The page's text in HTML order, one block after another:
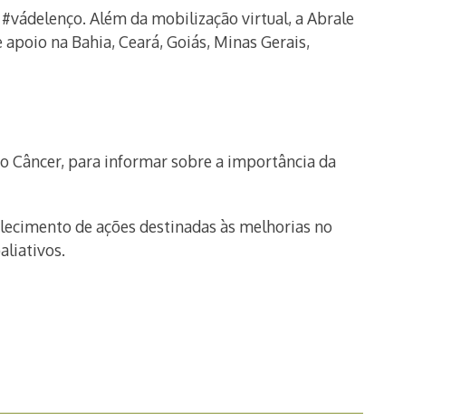
Além da mobilização virtual, a Abrale
na Bahia, Ceará, Goiás, Minas Gerais,
Câncer, para informar sobre a importância da
de ações destinadas às melhorias no